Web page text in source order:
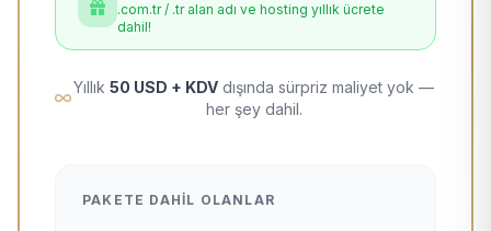
.com.tr / .tr alan adı ve hosting yıllık ücrete
dahil!
Yıllık 50 USD + KDV dışında sürpriz maliyet yok —
her şey dahil.
PAKETE DAHIL OLANLAR